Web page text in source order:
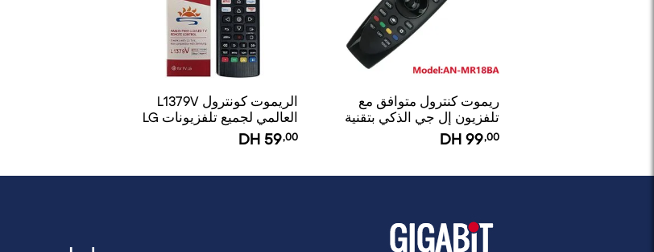
ريموت كنترول متوافق مع
تلفزيون إل جي الذكي بتقنية
Magic
99,00
الريموت كونترول L1379V
العالمي لجميع تلفزيونات LG
59,00